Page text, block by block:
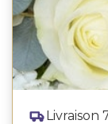
Livraison